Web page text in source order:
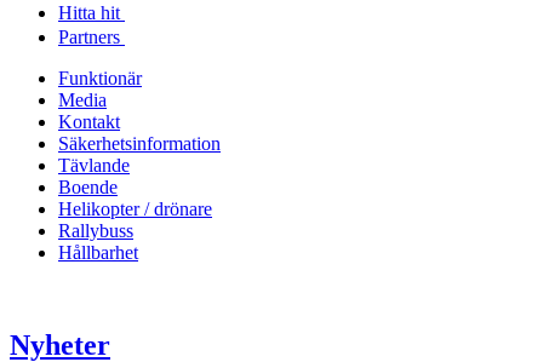
Hitta hit
Partners
Funktionär
Media
Kontakt
Säkerhetsinformation
Tävlande
Boende
Helikopter / drönare
Rallybuss
Hållbarhet
Nyheter